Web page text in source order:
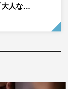
大人な…